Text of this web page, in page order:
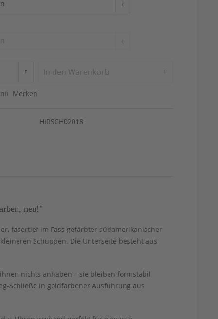
In den Warenkorb
Merken
HIRSCH02018
neu!"
fasertief im Fass gefärbter südamerikanischer
Schuppen. Die Unterseite besteht aus
nichts anhaben – sie bleiben formstabil
Schließe in goldfarbener Ausführung aus